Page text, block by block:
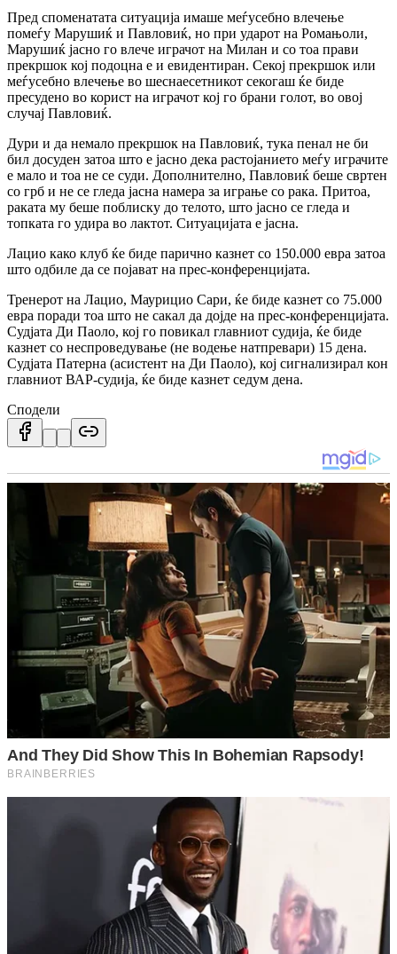
Пред споменатата ситуација имаше меѓусебно влечење
помеѓу Марушиќ и Павловиќ, но при ударот на Ромањоли,
Марушиќ јасно го влече играчот на Милан и со тоа прави
прекршок кој подоцна е и евидентиран. Секој прекршок или
меѓусебно влечење во шеснаесетникот секогаш ќе биде
пресудено во корист на играчот кој го брани голот, во овој
случај Павловиќ.
Дури и да немало прекршок на Павловиќ, тука пенал не би
бил досуден затоа што е јасно дека растојанието меѓу играчите
е мало и тоа не се суди. Дополнително, Павловиќ беше свртен
со грб и не се гледа јасна намера за играње со рака. Притоа,
раката му беше поблиску до телото, што јасно се гледа и
топката го удира во лактот. Ситуацијата е јасна.
Лацио како клуб ќе биде парично казнет со 150.000 евра затоа
што одбиле да се појават на прес-конференцијата.
Тренерот на Лацио, Маурицио Сари, ќе биде казнет со 75.000
евра поради тоа што не сакал да дојде на прес-конференцијата.
Судјата Ди Паоло, кој го повикал главниот судија, ќе биде
казнет со неспроведување (не водење натпревари) 15 дена.
Судјата Патерна (асистент на Ди Паоло), кој сигнализирал кон
главниот ВАР-судија, ќе биде казнет седум дена.
Сподели